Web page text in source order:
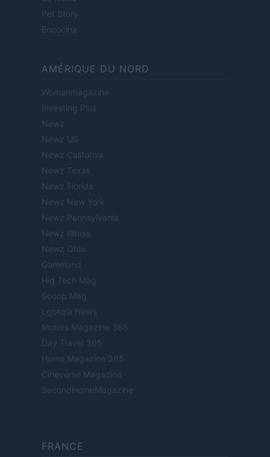
Pet Story
Encocina
AMÉRIQUE DU NORD
Womanmagazine
Investing Plus
Newz
Newz US
Newz California
Newz Texas
Newz Florida
Newz New York
Newz Pennsylvania
Newz Illinois
Newz Ohio
Gameland
Hig Tech Mag
Scoop Mag
Lgbtqia News
Motors Magazine 365
Day Travel 365
Home Magazine 365
Cineverse Magazine
SecondHomeMagazine
FRANCE